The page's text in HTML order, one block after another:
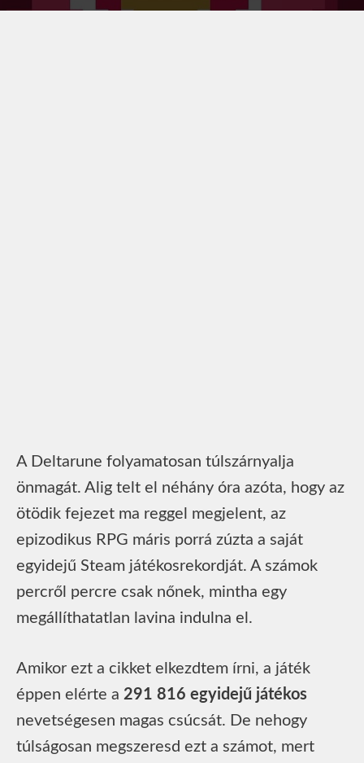
A Deltarune folyamatosan túlszárnyalja
önmagát. Alig telt el néhány óra azóta, hogy az
ötödik fejezet ma reggel megjelent, az
epizodikus RPG máris porrá zúzta a saját
egyidejű Steam játékosrekordját. A számok
percről percre csak nőnek, mintha egy
megállíthatatlan lavina indulna el.
Amikor ezt a cikket elkezdtem írni, a játék
éppen elérte a 291 816 egyidejű játékos
nevetségesen magas csúcsát. De nehogy
túlságosan megszeresd ezt a számot, mert